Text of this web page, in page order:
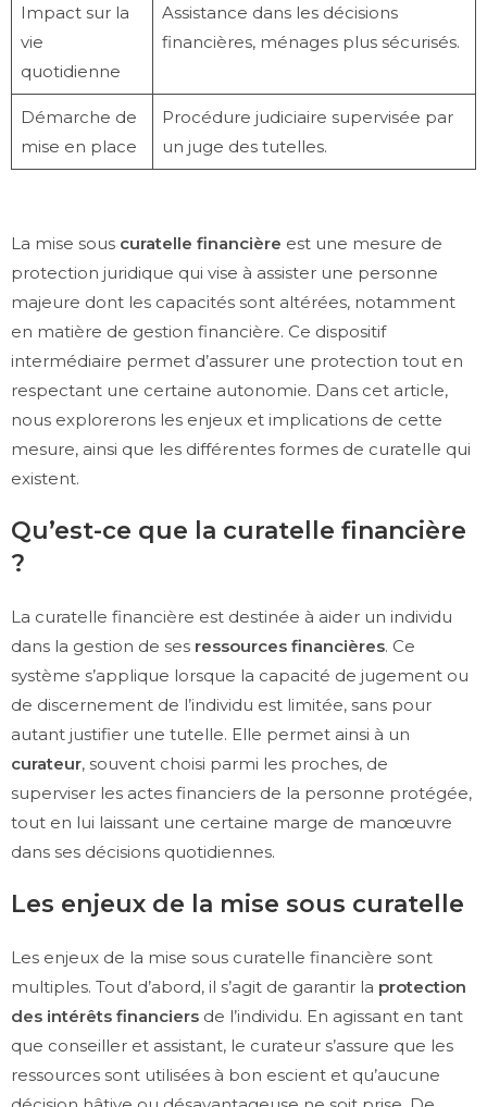
Impact sur la
vie
quotidienne
Assistance dans les décisions
financières, ménages plus sécurisés.
Démarche de
mise en place
Procédure judiciaire supervisée par
un juge des tutelles.
La mise sous curatelle financière est une mesure de
protection juridique qui vise à assister une personne
majeure dont les capacités sont altérées, notamment
en matière de gestion financière. Ce dispositif
intermédiaire permet d’assurer une protection tout en
respectant une certaine autonomie. Dans cet article,
nous explorerons les enjeux et implications de cette
mesure, ainsi que les différentes formes de curatelle qui
existent.
Qu’est-ce que la curatelle financière
?
La curatelle financière est destinée à aider un individu
dans la gestion de ses ressources financières. Ce
système s’applique lorsque la capacité de jugement ou
de discernement de l’individu est limitée, sans pour
autant justifier une tutelle. Elle permet ainsi à un
curateur, souvent choisi parmi les proches, de
superviser les actes financiers de la personne protégée,
tout en lui laissant une certaine marge de manœuvre
dans ses décisions quotidiennes.
Les enjeux de la mise sous curatelle
Les enjeux de la mise sous curatelle financière sont
multiples. Tout d’abord, il s’agit de garantir la protection
des intérêts financiers de l’individu. En agissant en tant
que conseiller et assistant, le curateur s’assure que les
ressources sont utilisées à bon escient et qu’aucune